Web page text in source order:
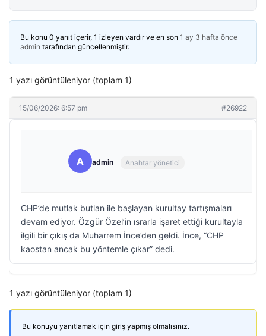
Bu konu 0 yanıt içerir, 1 izleyen vardır ve en son 1 ay 3 hafta önce
admin tarafından güncellenmiştir.
1 yazı görüntüleniyor (toplam 1)
15/06/2026: 6:57 pm #26922
A admin Anahtar yönetici
CHP’de mutlak butlan ile başlayan kurultay tartışmaları
devam ediyor. Özgür Özel’in ısrarla işaret ettiği kurultayla
ilgili bir çıkış da Muharrem İnce’den geldi. İnce, “CHP
kaostan ancak bu yöntemle çıkar” dedi.
1 yazı görüntüleniyor (toplam 1)
Bu konuyu yanıtlamak için giriş yapmış olmalısınız.